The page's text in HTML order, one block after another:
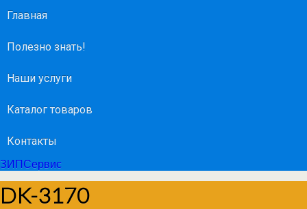
Главная
Полезно знать!
Наши услуги
Каталог товаров
Контакты
ЗИПСервис
DK-3170